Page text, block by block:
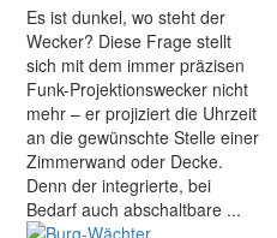
Es ist dunkel, wo steht der
Wecker? Diese Frage stellt
sich mit dem immer präzisen
Funk-Projektionswecker nicht
mehr – er projiziert die Uhrzeit
an die gewünschte Stelle einer
Zimmerwand oder Decke.
Denn der integrierte, bei
Bedarf auch abschaltbare ...